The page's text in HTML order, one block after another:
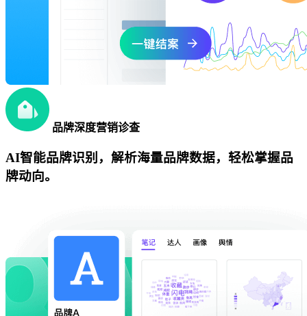
品牌深度营销诊查
AI智能品牌识别，解析海量品牌数据，轻松掌握品
牌动向。